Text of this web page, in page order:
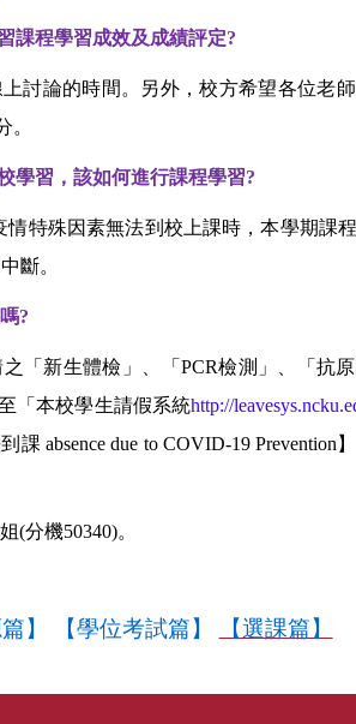
課程學習成效及成績評定?
討論的時間。另外，校方希望各位老
學習，該如何進行課程學習?
特殊因素無法到校上課時，本學期課
斷。
?
「新生體檢」、「PCR檢測」、「抗
「本校學生請假系統http://
absence due to COVID-19 Prevention
(分機50340)。
】 【學位考試篇】 【選課篇】